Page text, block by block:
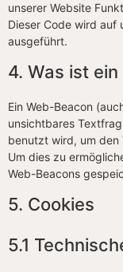
unserer Website
Dieser Code wird auf
ausgeführt.
4. Was ist
Ein Web-Beacon
unsichtbares
benutzt wird, um den
Um dies zu
Web-Beacons
5. Cookies
5.1